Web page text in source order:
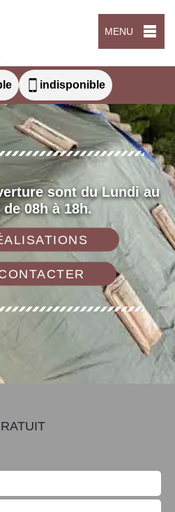
MENU
indisponible
sont du Lundi au
08h à 18h.